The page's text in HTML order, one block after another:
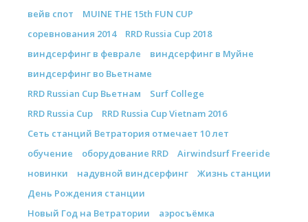
вейв спот
MUINE THE 15th FUN CUP
соревнования 2014
RRD Russia Cup 2018
виндсерфинг в феврале
виндсерфинг в Муйне
виндсерфинг во Вьетнаме
RRD Russian Cup Вьетнам
Surf College
RRD Russia Cup
RRD Russia Cup Vietnam 2016
Сеть станций Ветратория отмечает 10 лет
обучение
оборудование RRD
Airwindsurf Freeride
новинки
надувной виндсерфинг
Жизнь станции
День Рождения станции
Новый Год на Ветратории
аэросъёмка